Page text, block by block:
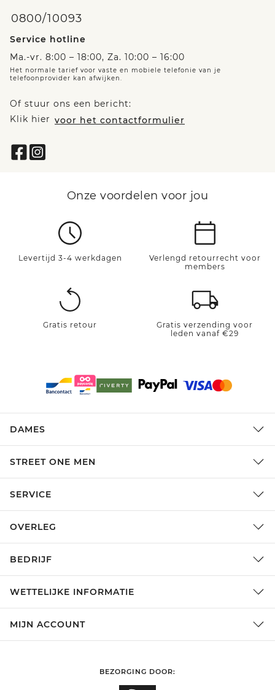
0800/10093
Service hotline
Ma.-vr. 8:00 – 18:00, Za. 10:00 – 16:00
Het normale tarief voor vaste en mobiele telefonie van je
telefoonprovider kan afwijken.
Of stuur ons een bericht:
Klik hier voor het contactformulier
Onze voordelen voor jou
Levertijd 3-4 werkdagen
Verlengd retourrecht voor
members
Gratis retour
Gratis verzending voor
leden vanaf €29
DAMES
STREET ONE MEN
SERVICE
OVERLEG
BEDRIJF
WETTELIJKE INFORMATIE
MIJN ACCOUNT
BEZORGING DOOR: